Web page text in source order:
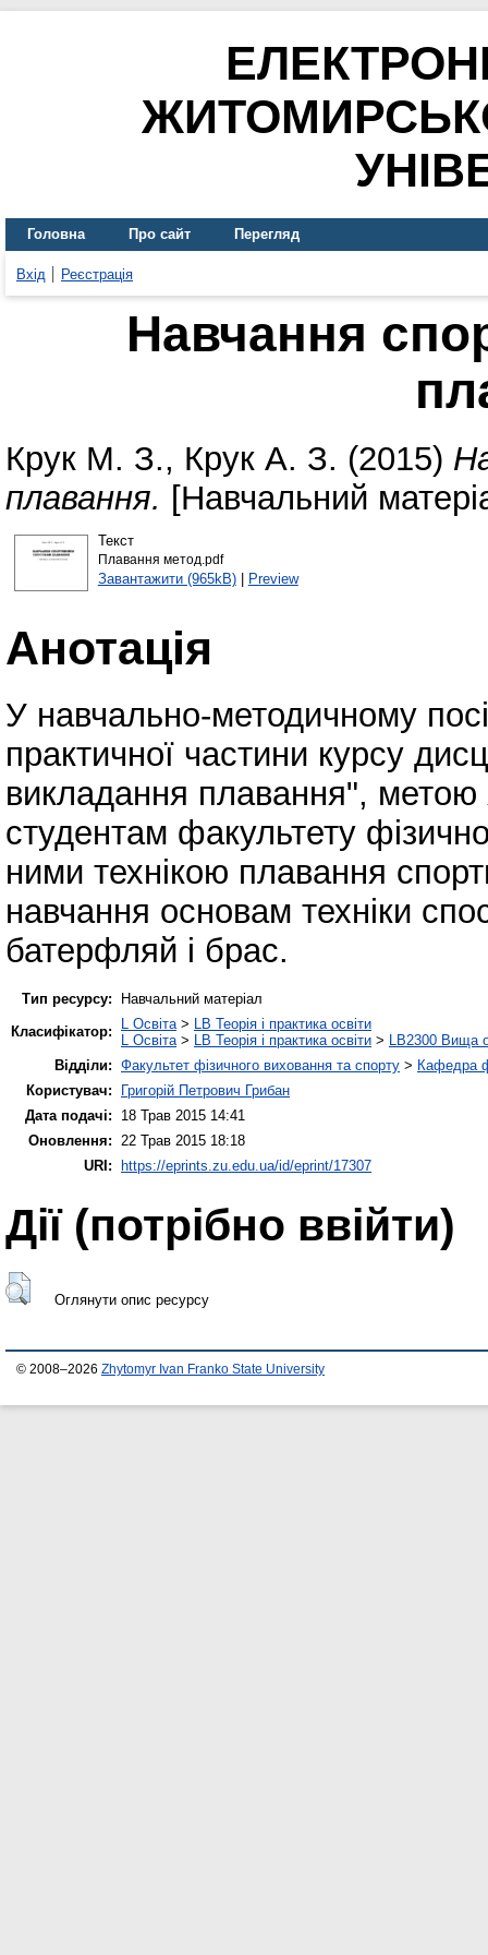
Головна Про сайт Перегляд
Вхід Реєстрація
Навчання
Крук М. З., Крук А. З. (2015)
плавання. [Навчальний
Текст
Плавання метод.pdf
Завантажити (965kB)| Preview
Анотація
У навчально-методичному
практичної частини курсу
викладання плавання", метою
студентам факультету
ними технікою плавання
навчання основам техніки
батерфляй і брас.
Тип ресурсу:
Навчальний матеріал
Класифікатор:
L Освіта > LB Теорія і практика освіти
L Освіта > LB Теорія і практика освіти > LB2300 Вища
Відділи: Факультет фізичного виховання та спорту > Кафедра
Користувач:
Григорій Петрович Грибан
Дата подачі:
18 Трав 2015 14:41
Оновлення:
22 Трав 2015 18:18
URI: https://eprints.zu.edu.ua/id/eprint/17307
Дії ​​(потрібно ввійти)
Оглянути опис ресурсу
© 2008–2026 Zhytomyr Ivan Franko State University